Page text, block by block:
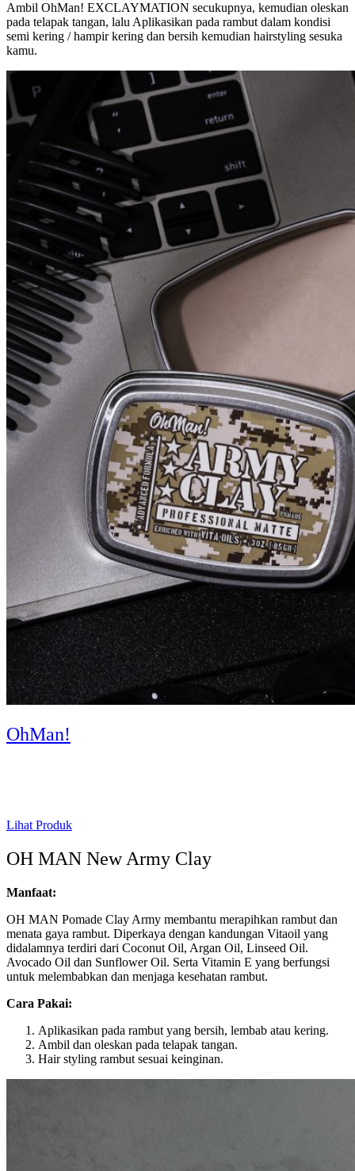
Ambil OhMan! EXCLAYMATION secukupnya, kemudian oleskan
pada telapak tangan, lalu Aplikasikan pada rambut dalam kondisi
semi kering / hampir kering dan bersih kemudian hairstyling sesuka
kamu.
OhMan!
Lihat Produk
OH MAN New Army Clay
Manfaat:
OH MAN Pomade Clay Army membantu merapihkan rambut dan
menata gaya rambut. Diperkaya dengan kandungan Vitaoil yang
didalamnya terdiri dari Coconut Oil, Argan Oil, Linseed Oil.
Avocado Oil dan Sunflower Oil. Serta Vitamin E yang berfungsi
untuk melembabkan dan menjaga kesehatan rambut.
Cara Pakai:
Aplikasikan pada rambut yang bersih, lembab atau kering.
Ambil dan oleskan pada telapak tangan.
Hair styling rambut sesuai keinginan.